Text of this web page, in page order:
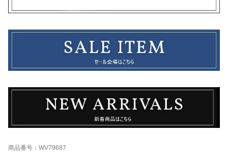
商品番号：WV79687